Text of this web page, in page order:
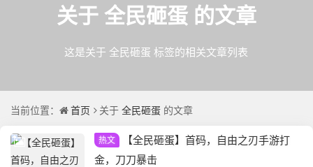
关于全民砸蛋 的文章
这是关于 全民砸蛋 标签的相关文章列表
当前位置： 首页 关于 全民砸蛋 的文章
热文
【全民砸蛋】首码，自由之刃手游打
金，刀刀暴击